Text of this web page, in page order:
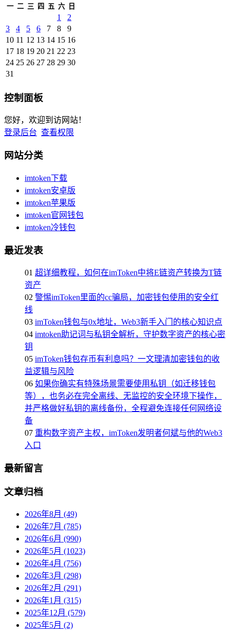
一 二 三 四 五 六 日
1
2
3
4 5 6 7 8
9
10 11 12 13 14 15 16
17 18 19 20 21 22 23
24 25 26 27 28 29 30
31
控制面板
您好，欢迎到访网站！
登录后台 查看权限
网站分类
imtoken下载
imtoken安卓版
imtoken苹果版
imtoken官网钱包
imtoken冷钱包
最近发表
01 超详细教程，如何在imToken中将E链资产转换为T链
资产
02 警惕imToken里面的cc骗局，加密钱包使用的安全红
线
03 imToken钱包与0x地址，Web3新手入门的核心知识点
04 imtoken助记词与私钥全解析，守护数字资产的核心密
钥
05 imToken钱包存币有利息吗？一文理清加密钱包的收
益逻辑与风险
06 如果你确实有特殊场景需要使用私钥（如迁移钱包
等），也务必在完全离线、无监控的安全环境下操作，
并严格做好私钥的离线备份，全程避免连接任何网络设
备
07 重构数字资产主权，imToken发明者何斌与他的Web3
入口
最新留言
文章归档
2026年8月 (49)
2026年7月 (785)
2026年6月 (990)
2026年5月 (1023)
2026年4月 (756)
2026年3月 (298)
2026年2月 (291)
2026年1月 (315)
2025年12月 (579)
2025年5月 (2)